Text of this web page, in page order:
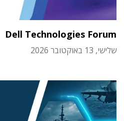
Dell Technologies Forum
שלישי, 13 באוקטובר 2026